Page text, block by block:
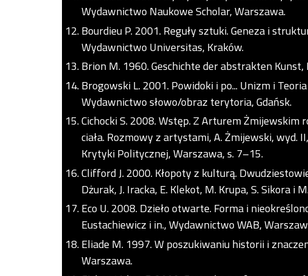
Wydawnictwo Naukowe Scholar, Warszawa.
Bourdieu P. 2001. Reguły sztuki. Geneza i
Wydawnictwo Universitas, Kraków.
Brion M. 1960. Geschichte der abstrakten
Brogowski L. 2001. Powidoki i po... Unizm i
Wydawnictwo słowo/obraz terytoria, Gdańsk.
Cichocki S. 2008. Wstęp. Z Arturem Żmijewskim
ciała. Rozmowy z artystami, A. Żmijewski,
Krytyki Politycznej, Warszawa, s. 7–15.
Clifford J. 2000. Kłopoty z kulturą.
Dżurak, J. Iracka, E. Klekot, M. Krupa, S. Sikora
Eco U. 2008. Dzieło otwarte. Forma i
Eustachiewicz i in., Wydawnictwo WAB,
Eliade M. 1997. W poszukiwaniu historii i
Warszawa.